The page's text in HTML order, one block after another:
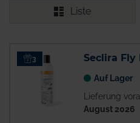
Liste
3 Seclira Fly
Auf Lager
Lieferung
August 2026